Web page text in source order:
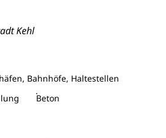
Kehl
Bahnhöfe, Haltestellen
Beton